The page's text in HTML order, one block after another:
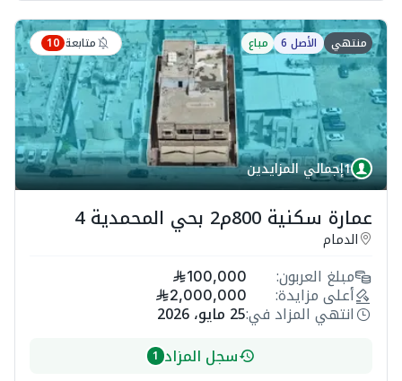
منتهي الأصل 6 مباع متابعة 10
1إجمالي المزايدين
عمارة سكنية 800م2 بحي المحمدية 4
الدمام
مبلغ العربون: 100,000
أعلى مزايدة: 2,000,000
انتهي المزاد في:25 مايو، 2026
سجل المزاد 1